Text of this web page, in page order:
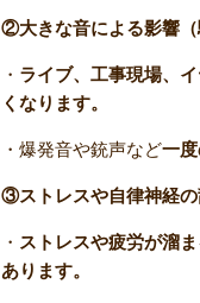
②大きな音による影響（
・ ライブ、工事現場、
くなります。
・爆発音や銃声など一
③ストレスや自律神経
・ ストレスや疲労が溜
あります。